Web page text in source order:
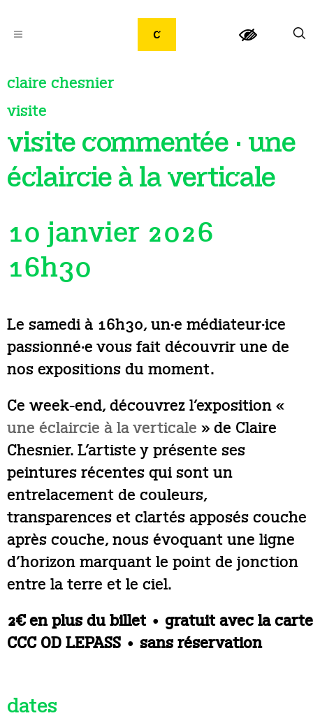
claire chesnier
visite
visite commentée · une
éclaircie à la verticale
10 janvier 2026
16h30
Le samedi à 16h30, un·e médiateur·ice
passionné·e vous fait découvrir une de
nos expositions du moment.
Ce week-end, découvrez l’exposition «
une éclaircie à la verticale » de Claire
Chesnier. L’artiste y présente ses
peintures récentes qui sont un
entrelacement de couleurs,
transparences et clartés apposés couche
après couche, nous évoquant une ligne
d’horizon marquant le point de jonction
entre la terre et le ciel.
2€ en plus du billet • gratuit avec la carte
CCC OD LEPASS • sans réservation
dates